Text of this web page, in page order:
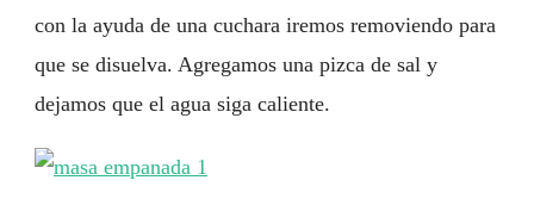
con la ayuda de una cuchara iremos removiendo para
que se disuelva. Agregamos una pizca de sal y
dejamos que el agua siga caliente.